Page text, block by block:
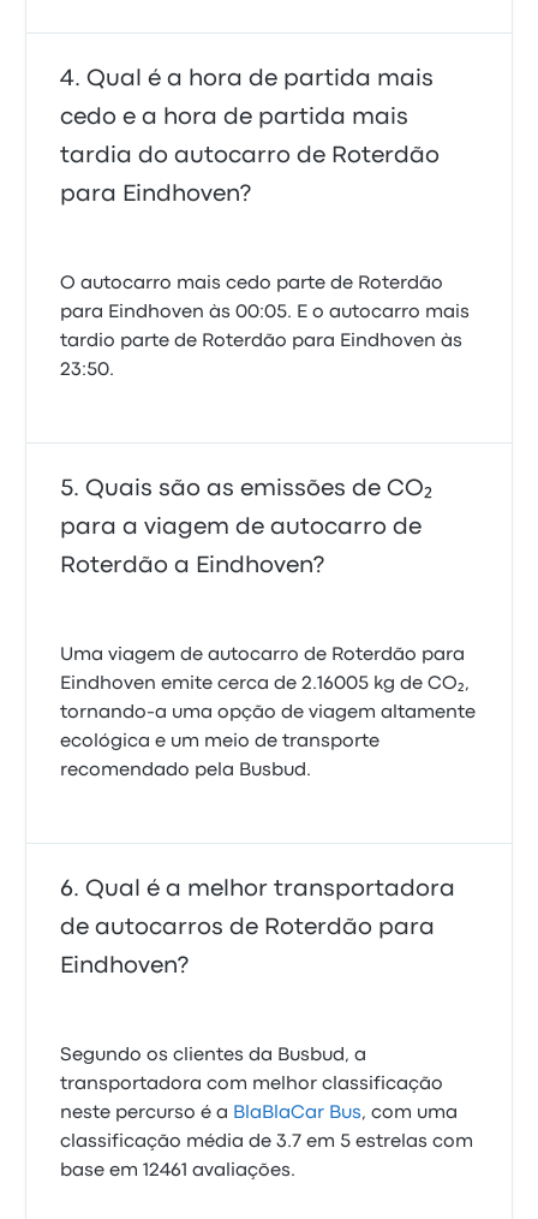
Qual é a hora de partida mais
cedo e a hora de partida mais
tardia do autocarro de Roterdão
para Eindhoven?
O autocarro mais cedo parte de Roterdão
para Eindhoven às 00:05. E o autocarro mais
tardio parte de Roterdão para Eindhoven às
23:50.
Quais são as emissões de CO₂
para a viagem de autocarro de
Roterdão a Eindhoven?
Uma viagem de autocarro de Roterdão para
Eindhoven emite cerca de 2.16005 kg de CO₂,
tornando-a uma opção de viagem altamente
ecológica e um meio de transporte
recomendado pela Busbud.
Qual é a melhor transportadora
de autocarros de Roterdão para
Eindhoven?
Segundo os clientes da Busbud, a
transportadora com melhor classificação
neste percurso é a BlaBlaCar Bus, com uma
classificação média de 3.7 em 5 estrelas com
base em 12461 avaliações.